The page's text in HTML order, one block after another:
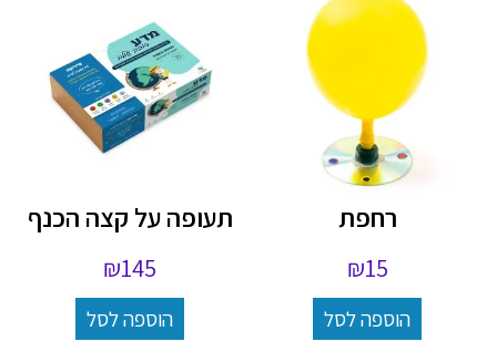
רחפת
₪15
הוספה לסל
תעופה על קצה הכנף
₪145
הוספה לסל